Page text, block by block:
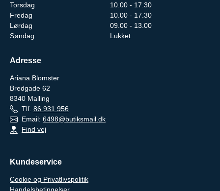
Torsdag
10.00 - 17.30
Fredag
10.00 - 17.30
Lørdag
09.00 - 13.00
Søndag
Lukket
Adresse
Ariana Blomster
Bredgade 62
8340 Malling
Tlf. 86 931 956
Email: 6498@butiksmail.dk
Find vej
Kundeservice
Cookie og Privatlivspolitik
Handelsbetingelser